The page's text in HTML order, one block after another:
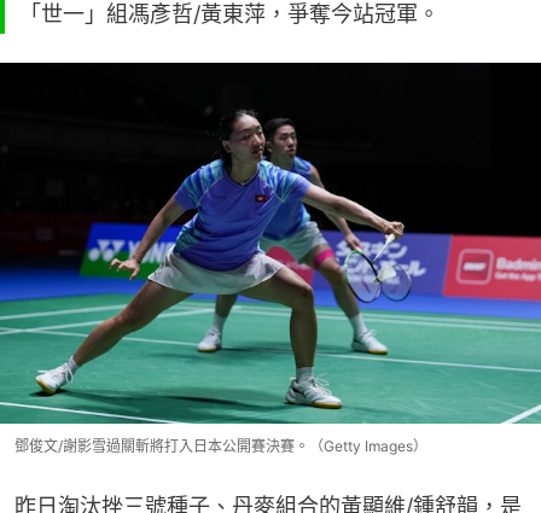
「世一」組馮彥哲/黃東萍，爭奪今站冠軍。
鄧俊文/謝影雪過關斬將打入日本公開賽決賽。（Getty Images）
昨日淘汰挫三號種子、丹麥組合的黃顯維/鍾舒韻，是